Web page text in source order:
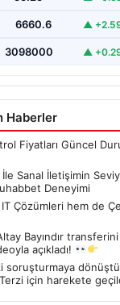
6660.6 ▲
3098000 ▲
Haberler
Fiyatları Güncel
Sanal İletişimin
Deneyimi
Çözümleri hem de
Bayındır
açıkladı!
soruşturmaya
için harekete